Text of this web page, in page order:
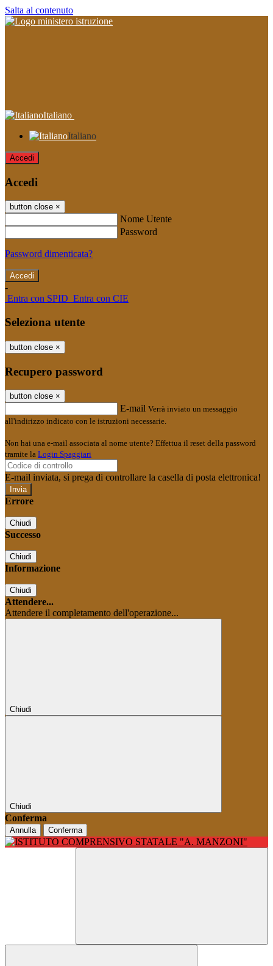
Salta al contenuto
Italiano
Italiano
Accedi
Accedi
button close ×
Nome Utente
Password
Password dimenticata?
-
Entra con SPID Entra con CIE
Seleziona utente
button close ×
Recupero password
button close ×
E-mail Verrà inviato un messaggio
all'indirizzo indicato con le istruzioni necessarie.
Non hai una e-mail associata al nome utente? Effettua il reset della password
tramite la Login Spaggiari
E-mail inviata, si prega di controllare la casella di posta elettronica!
Errore
Chiudi
Successo
Chiudi
Informazione
Chiudi
Attendere...
Attendere il completamento dell'operazione...
Chiudi
Chiudi
Conferma
Annulla Conferma